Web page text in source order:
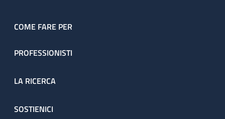
COME FARE PER
PROFESSIONISTI
LA RICERCA
SOSTIENICI